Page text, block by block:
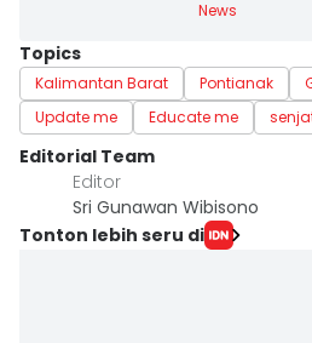
News
Topics
Kalimantan Barat Pontianak
Update me
Educate me
Editorial Team
Editor
Sri Gunawan Wibisono
Tonton lebih seru di